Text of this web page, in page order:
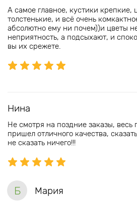
А самое главное, кустики крепкие,
толстенькие, и всё очень
абсолютно ему ни почем))и цветы
неприятность, а подсыхают, и
вы их срежете.
Нина
Не смотря на поздние заказы,
пришел отличного качества,
не сказать ничего!!!
Б Мария